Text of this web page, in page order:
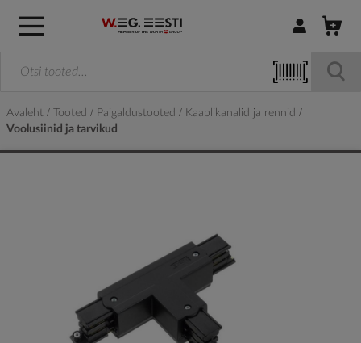
Logi sisse /
Avaleht Tooted Paigaldustooted
Kaablikanalid ja rennid
Voolusiinid ja tarvikud